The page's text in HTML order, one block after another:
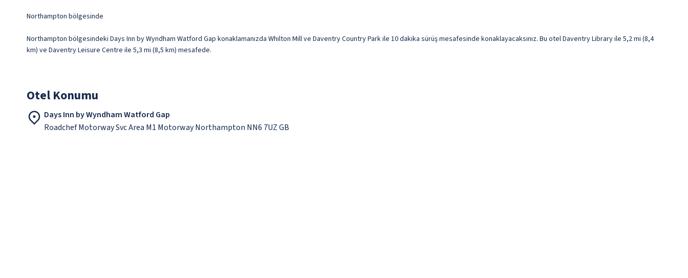
Northampton bölgesinde
Northampton bölgesindeki Days Inn by Wyndham Watford Gap konaklamanızda Whilton Mill ve Daventry Country Park ile 10 dakika sürüş mesafesinde konaklayacaksınız. Bu otel Daventry Library ile 5,2 mi (8,4
km) ve Daventry Leisure Centre ile 5,3 mi (8,5 km) mesafede.
Otel Konumu
Days Inn by Wyndham Watford Gap
Roadchef Motorway Svc Area M1 Motorway Northampton NN6 7UZ GB